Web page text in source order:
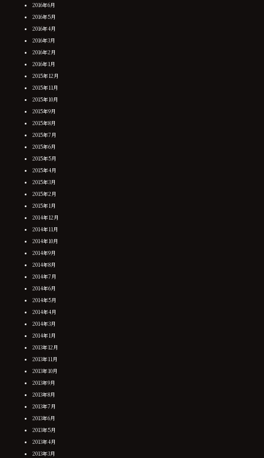
2016年6月
2016年5月
2016年4月
2016年3月
2016年2月
2016年1月
2015年12月
2015年11月
2015年10月
2015年9月
2015年8月
2015年7月
2015年6月
2015年5月
2015年4月
2015年3月
2015年2月
2015年1月
2014年12月
2014年11月
2014年10月
2014年9月
2014年8月
2014年7月
2014年6月
2014年5月
2014年4月
2014年3月
2014年1月
2013年12月
2013年11月
2013年10月
2013年9月
2013年8月
2013年7月
2013年6月
2013年5月
2013年4月
2013年3月